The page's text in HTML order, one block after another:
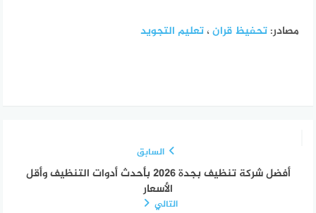
مصادر:تحفيظ قران،تعليم التجويد
السابق
أفضل شركة تنظيف بجدة 2026 بأحدث أدوات التنظيف وأقل
الأسعار
التالي